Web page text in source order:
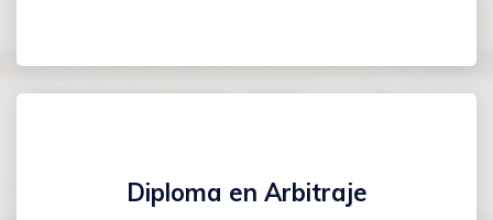
Diploma en Arbitraje